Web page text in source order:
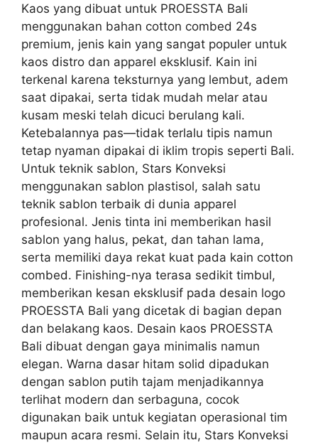
Kaos yang dibuat untuk PROESSTA Bali
menggunakan bahan cotton combed 24s
premium, jenis kain yang sangat populer untuk
kaos distro dan apparel eksklusif. Kain ini
terkenal karena teksturnya yang lembut, adem
saat dipakai, serta tidak mudah melar atau
kusam meski telah dicuci berulang kali.
Ketebalannya pas—tidak terlalu tipis namun
tetap nyaman dipakai di iklim tropis seperti Bali.
Untuk teknik sablon, Stars Konveksi
menggunakan sablon plastisol, salah satu
teknik sablon terbaik di dunia apparel
profesional. Jenis tinta ini memberikan hasil
sablon yang halus, pekat, dan tahan lama,
serta memiliki daya rekat kuat pada kain cotton
combed. Finishing-nya terasa sedikit timbul,
memberikan kesan eksklusif pada desain logo
PROESSTA Bali yang dicetak di bagian depan
dan belakang kaos. Desain kaos PROESSTA
Bali dibuat dengan gaya minimalis namun
elegan. Warna dasar hitam solid dipadukan
dengan sablon putih tajam menjadikannya
terlihat modern dan serbaguna, cocok
digunakan baik untuk kegiatan operasional tim
maupun acara resmi. Selain itu, Stars Konveksi